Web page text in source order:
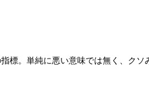
標。単純に悪い意味では無く、クソ